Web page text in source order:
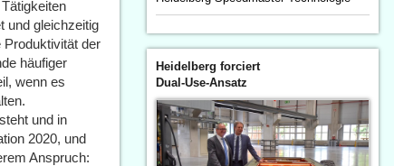
und gleichzeitig
Produktivität der
häufiger
wenn es
und in
2020, und
Anspruch:
Heidelberg forciert
Dual-Use-Ansatz